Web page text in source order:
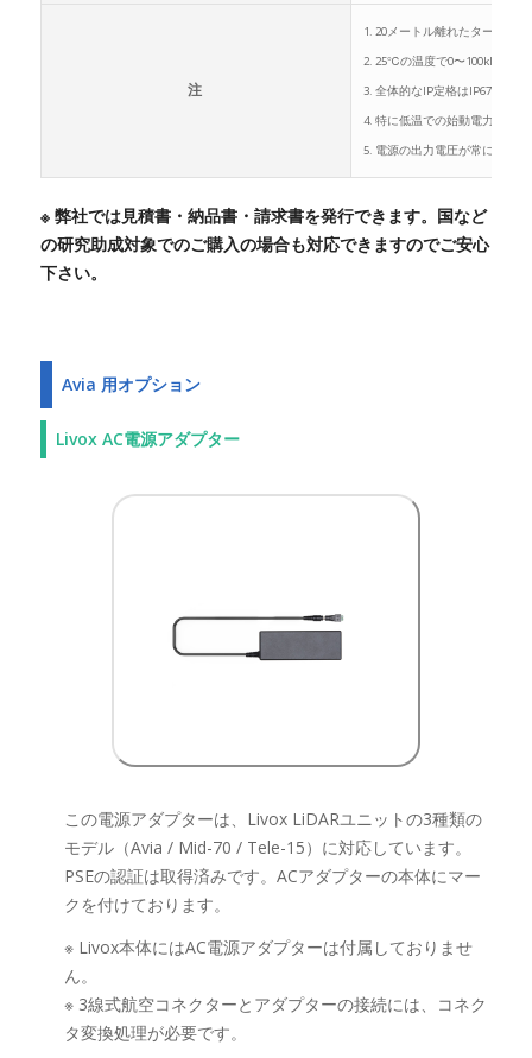
注
1. 20メートル離れたターゲッ
2. 25℃の温度で0〜100klxの試
3. 全体的なIP定格はIP67です
4. 特に低温での始動電力は、
5. 電源の出力電圧が常にこの
※ 弊社では見積書・納品書・請求書を発行できます。国など
の研究助成対象でのご購入の場合も対応できますのでご安心
下さい。
Avia 用オプション
Livox AC電源アダプター
この電源アダプターは、Livox LiDARユニットの3種類の
モデル（Avia / Mid-70 / Tele-15）に対応しています。
PSEの認証は取得済みです。ACアダプターの本体にマー
クを付けております。
※ Livox本体にはAC電源アダプターは付属しておりませ
ん。
※ 3線式航空コネクターとアダプターの接続には、コネク
タ変換処理が必要です。